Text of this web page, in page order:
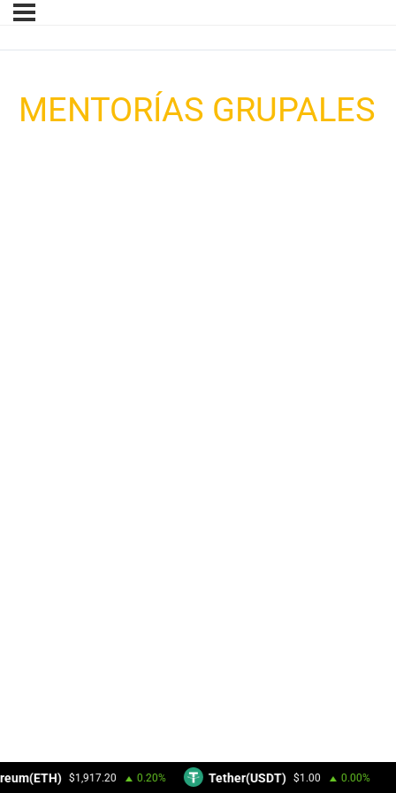
MENTORÍAS GRUPALES
$1,917.20 0.20% Tether(USDT) $1.00 0.00%